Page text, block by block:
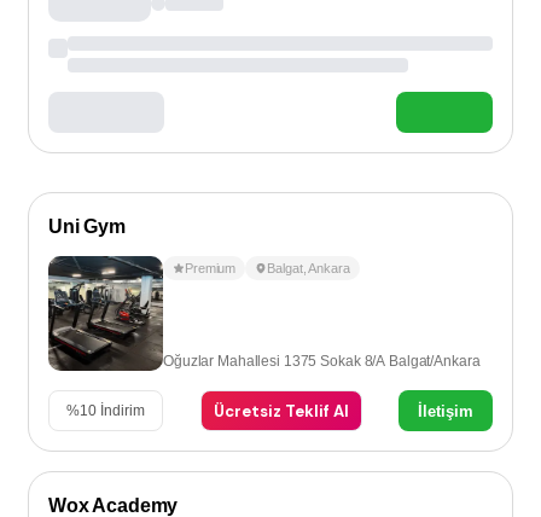
Uni Gym
Premium Balgat,Ankara
Oğuzlar Mahallesi 1375 Sokak 8/A Balgat/Ankara
%10 İndirim Ücretsiz Teklif Al İletişim
Wox Academy